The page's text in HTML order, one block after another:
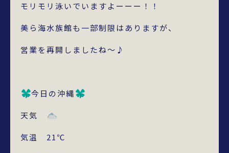
モリモリ泳いでいますよーーー！！
美ら海水族館も一部制限はありますが、
営業を再開しましたね～♪
今日の沖縄
天気
気温 21℃